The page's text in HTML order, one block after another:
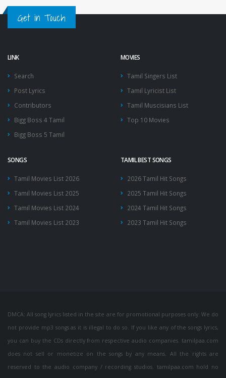
Get in Touch
LINK
Search
Post Lyrics
Contributors
Bigg Boss 4 Tamil
Bigg Boss 5 Tamil
MOVIES
Tamil Singers List
Tamil Lyricist List
Tamil Muscisians List
Top 10 Movies
SONGS
Tamil Movies List 2026
Tamil Movies List 2025
Tamil Movies List 2024
Tamil Movies List 2023
TAMIL BEST SONGS
2026 Tamil Hit Songs
2025 Tamil Hit Songs
2024 Tamil Hit Songs
2023 Tamil Hit Songs
DMCA: All song lyrics listed in the site are for promotional purposes only. We do
not provide mp3 songs as it is illegal to do so. If you like any of the songs lyrics,
you can buy the CDs directly from respective audio companies. tamilpaa.com
does not sell or monetize on the songs by any means. All the rights are
reserved to the audio company / recording studios. tamilpaa.com hold no